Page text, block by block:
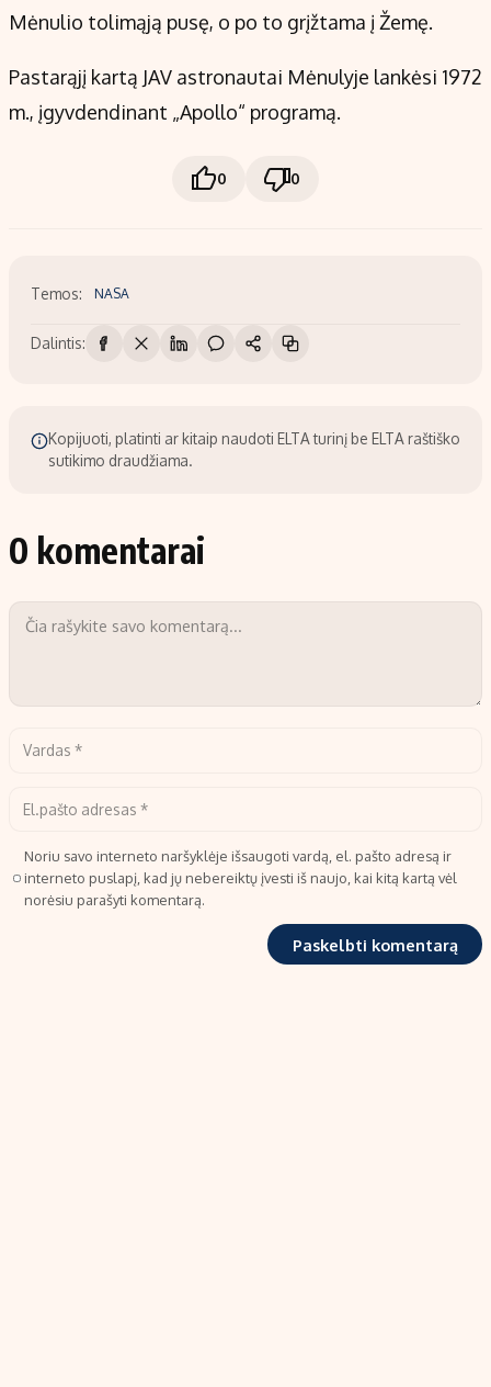
Mėnulio tolimąją pusę, o po to grįžtama į Žemę.
Pastarąjį kartą JAV astronautai Mėnulyje lankėsi 1972
m., įgyvdendinant „Apollo“ programą.
0 0
Temos: NASA
Dalintis:
Kopijuoti, platinti ar kitaip naudoti ELTA turinį be ELTA raštiško
sutikimo draudžiama.
0 komentarai
Noriu savo interneto naršyklėje išsaugoti vardą, el. pašto adresą ir
interneto puslapį, kad jų nebereiktų įvesti iš naujo, kai kitą kartą vėl
norėsiu parašyti komentarą.